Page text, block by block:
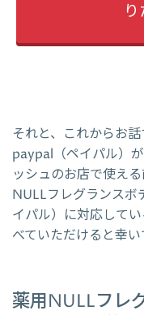
それと、これからお話
paypal（ペイパル）
ッシュのお店で使え
NULLフレグランスボ
イパル）に対応して
べていただけると幸い
薬用NULLフレ